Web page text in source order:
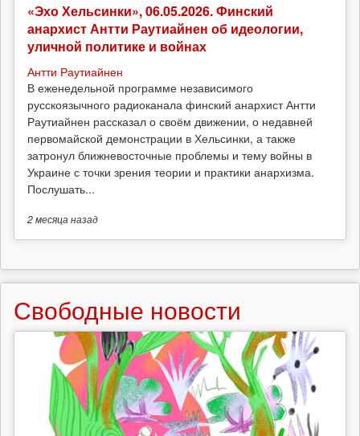
«Эхо Хельсинки», 06.05.2026. Финский
анархист Антти Раутиайнен об идеологии,
уличной политике и войнах
Антти Раутиайнен
В еженедельной программе независимого
русскоязычного радиоканала финский анархист Антти
Раутиайнен рассказал о своём движении, о недавней
первомайской демонстрации в Хельсинки, а также
затронул ближневосточные проблемы и тему войны в
Украине с точки зрения теории и практики анархизма.
Послушать...
2 месяцаназад
Свободные новости